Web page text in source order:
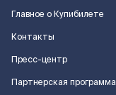
Главное о Купибилете
Контакты
Пресс-центр
Партнерская программа